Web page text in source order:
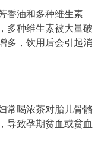
香油和多种维生素
多种维生素被大量破
多，饮用后会引起消
常喝浓茶对胎儿骨骼
导致孕期贫血或贫血